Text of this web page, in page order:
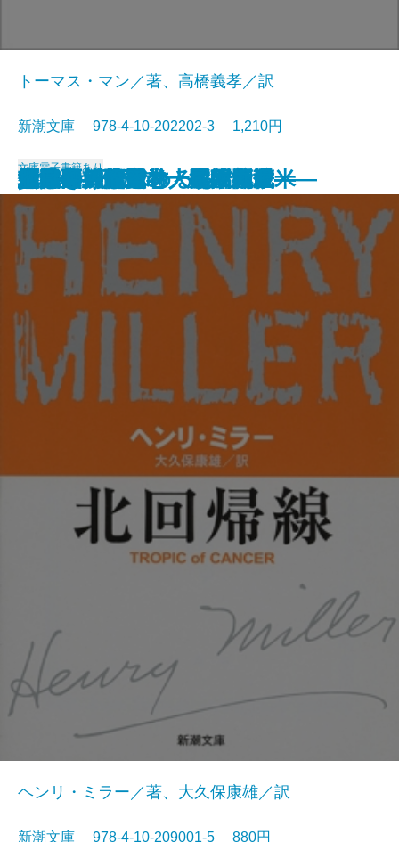
貧しき人びと
未成年〔下〕
未成年〔上〕
壁
青梅雨
忘却の河
エミリーの求めるもの
魔の山〔下〕
雁の寺・越前竹人形
魔の山〔上〕
トーマス・マン／著、高橋義孝／訳
新潮文庫 978-4-10-202202-3 1,210円
文庫電子書籍あり
北回帰線
ヘンリ・ミラー／著、大久保康雄／訳
新潮文庫 978-4-10-209001-5 880円
勝海舟―第五巻・江戸開城―
勝海舟―第六巻・明治新政―
勝海舟―第三巻・長州征伐―
勝海舟―第四巻・大政奉還―
他人の顔
河童・或阿呆の一生
勝海舟―第一巻・黒船渡来―
勝海舟―第二巻・咸臨丸渡米―
地獄変・偸盗